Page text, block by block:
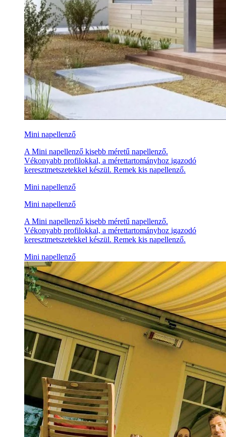
Mini napellenző
A Mini napellenző kisebb méretű napellenző.
Vékonyabb profilokkal, a mérettartományhoz igazodó
keresztmetszetekkel készül. Remek kis napellenző.
Mini napellenző
Mini napellenző
A Mini napellenző kisebb méretű napellenző.
Vékonyabb profilokkal, a mérettartományhoz igazodó
keresztmetszetekkel készül. Remek kis napellenző.
Mini napellenző